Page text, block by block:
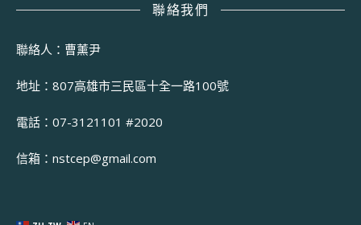
聯絡我們
聯絡人：曹薰尹
地址：807高雄市三民區十全一路100號
電話：07-3121101 #2020
信箱： nstcep@gmail.com